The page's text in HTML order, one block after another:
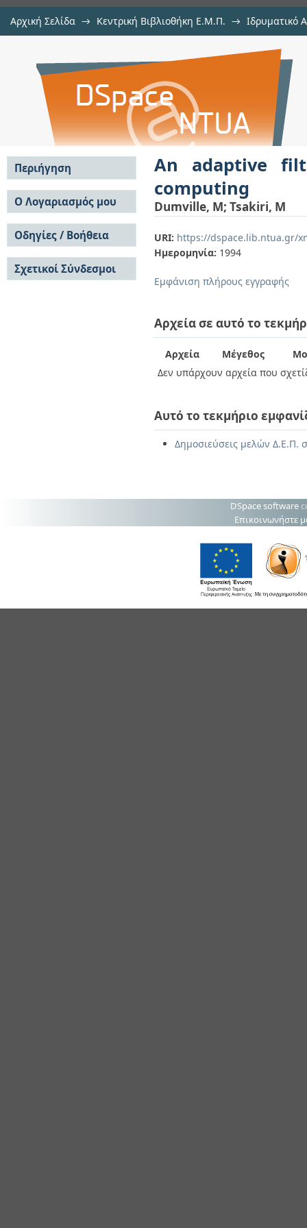
Αρχική Σελίδα → Κεντρική Βιβλιοθήκη Ε.Μ.Π. → Ιδρυματικό
An adaptive filter for land
An adaptive
computing
Dumville, M; Tsakiri, M
URI: https://dspace.lib.ntua.gr/
Ημερομηνία: 1994
Εμφάνιση πλήρους εγγραφής
Αρχεία σε αυτό το
Αρχεία Μέγεθος
Δεν υπάρχουν αρχεία που
Αυτό το τεκμήριο
Δημοσιεύσεις μελών Δ.Ε.Π.
Περιήγηση
Σε όλο το DSpace
Κοινότητες & Συλλογές
Ανά Ημερομηνία
Έκδοσης
Συγγραφείς
Τίτλοι
Θέματα
Ο Λογαριασμός μου
Σύνδεση
Εγγραφή
Οδηγίες / Βοήθεια
Οδηγίες Υποβολής
Οδηγίες Χρήσης ΙΑ
Συχνές Ερωτήσεις
Σχετικοί Σύνδεσμοι
DSpace software
Επικοινωνήστε